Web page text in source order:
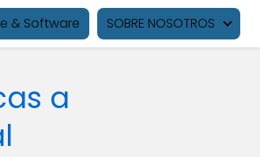
& Software SOBRE NOSOTROS
a